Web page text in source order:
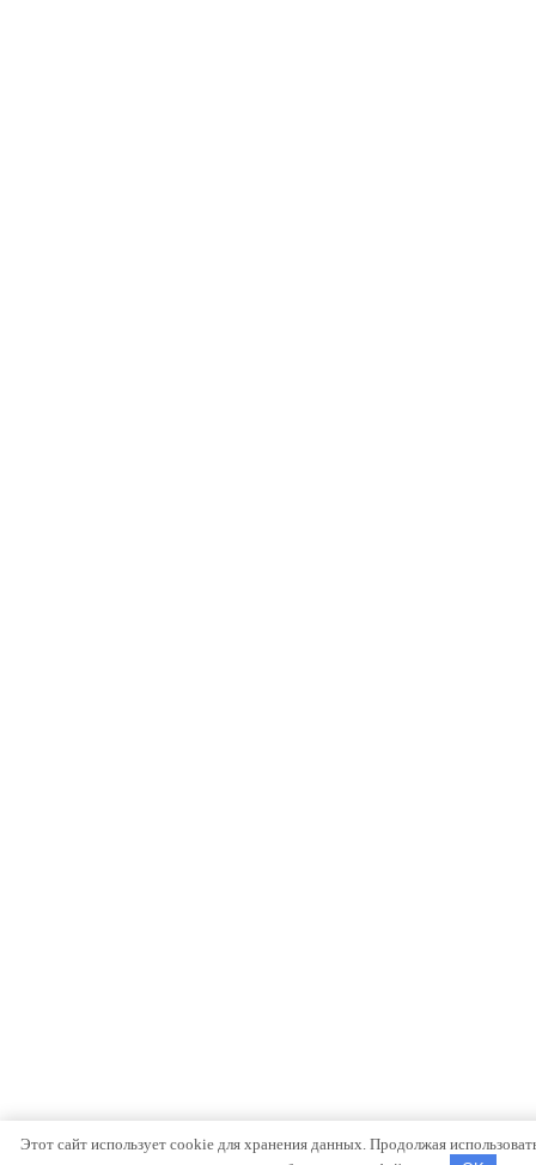
Этот сайт использует cookie для хранения данных. Продолжая